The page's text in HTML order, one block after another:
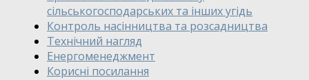
сільськогосподарських та інших угідь
Контроль насінництва та розсадництва
Технічний нагляд
Енергоменеджмент
Корисні посилання